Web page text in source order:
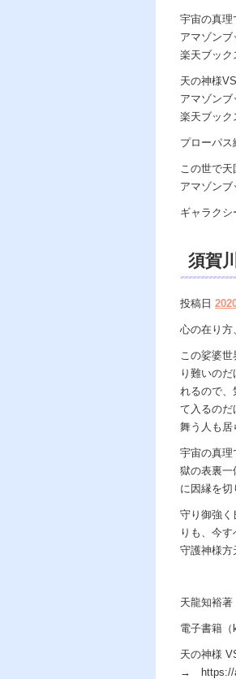
宇宙の真理
アマゾンブ
楽天ブック
天の神様
アマゾン
楽天ブッ
プローパス
この世で天
アマゾンブ
ギャラクシ
須賀
天龍
の光
投稿日
心の在り方
この娑婆
り難いの
れるので、
て入るのだ
舞う人も居
宇宙の真理
獄の表裏一
に因縁を切
守り御強く
りも、今
守護神様方
天龍知裕著
電子書籍（
天の神様
→ https://